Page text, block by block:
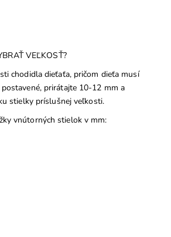
VEĽKOSŤ?
chodidla dieťaťa, pričom dieťa musí
prirátajte 10-12 mm a
stielky príslušnej veľkosti.
vnútorných stielok v mm: